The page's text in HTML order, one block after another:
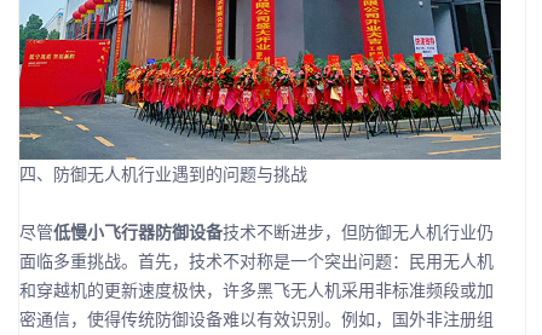
四、防御无人机行业遇到的问题与挑战
尽管低慢小飞行器防御设备技术不断进步，但防御无人机行业仍
面临多重挑战。首先，技术不对称是一个突出问题：民用无人机
和穿越机的更新速度极快，许多黑飞无人机采用非标准频段或加
密通信，使得传统防御设备难以有效识别。例如，国外非注册组